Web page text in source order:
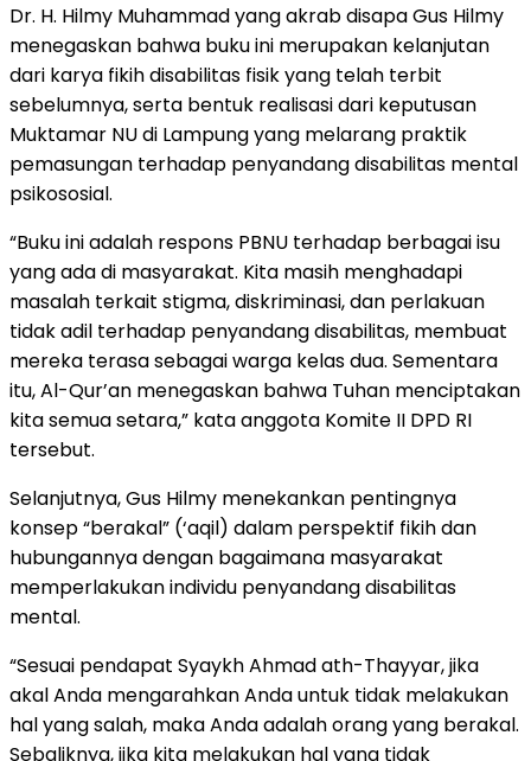
Dr. H. Hilmy Muhammad yang akrab disapa Gus Hilmy
menegaskan bahwa buku ini merupakan kelanjutan
dari karya fikih disabilitas fisik yang telah terbit
sebelumnya, serta bentuk realisasi dari keputusan
Muktamar NU di Lampung yang melarang praktik
pemasungan terhadap penyandang disabilitas mental
psikososial.
“Buku ini adalah respons PBNU terhadap berbagai isu
yang ada di masyarakat. Kita masih menghadapi
masalah terkait stigma, diskriminasi, dan perlakuan
tidak adil terhadap penyandang disabilitas, membuat
mereka terasa sebagai warga kelas dua. Sementara
itu, Al-Qur’an menegaskan bahwa Tuhan menciptakan
kita semua setara,” kata anggota Komite II DPD RI
tersebut.
Selanjutnya, Gus Hilmy menekankan pentingnya
konsep “berakal” (‘aqil) dalam perspektif fikih dan
hubungannya dengan bagaimana masyarakat
memperlakukan individu penyandang disabilitas
mental.
“Sesuai pendapat Syaykh Ahmad ath-Thayyar, jika
akal Anda mengarahkan Anda untuk tidak melakukan
hal yang salah, maka Anda adalah orang yang berakal.
Sebaliknya, jika kita melakukan hal yang tidak